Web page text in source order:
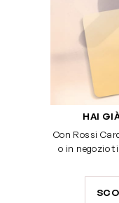
HAI
Con Rossi
o in negozio